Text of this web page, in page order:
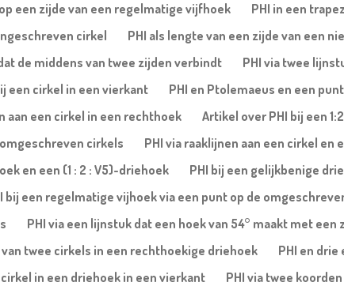
een zijde van een regelmatige vijfhoek
PHI in een
cirkel
PHI als lengte van een zijde van een
de middens van twee zijden verbindt
PHI via twee
een cirkel in een vierkant
PHI en Ptolemaeus en een
aan een cirkel in een rechthoek
Artikel over PHI bij een
cirkels
PHI via raaklijnen aan een cirkel en
en een (1 : 2 : V5)-driehoek
PHI bij een gelijkbenige
bij een regelmatige vijhoek via een punt op de
PHI via een lijnstuk dat een hoek van 54° maakt met
twee cirkels in een rechthoekige driehoek
PHI en
in een driehoek in een vierkant
PHI via twee